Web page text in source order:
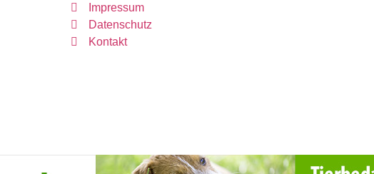
Impressum
Datenschutz
Kontakt